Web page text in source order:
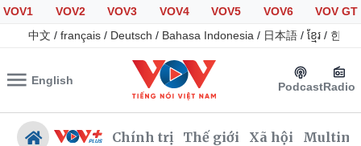
VOV1 VOV2 VOV3 VOV4 VOV5 VOV6
VOV GT
中文 / français / Deutsch / Bahasa Indonesia / 日本語 / ខ្មែរ / 한국
English PodcastRadio
Chính trị Thế giới Xã hội